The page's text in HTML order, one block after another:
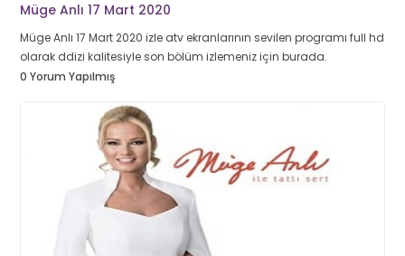
Müge Anlı 17 Mart 2020
Müge Anlı 17 Mart 2020 izle atv ekranlarının sevilen programı full hd
olarak ddizi kalitesiyle son bölüm izlemeniz için burada.
0 Yorum Yapılmış